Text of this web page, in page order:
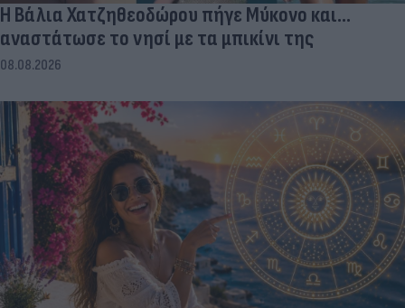
Η Βάλια Χατζηθεοδώρου πήγε Μύκονο και...
αναστάτωσε το νησί με τα μπικίνι της
08.08.2026